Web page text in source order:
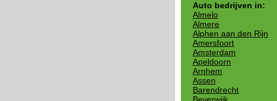
Auto bedrijven in:
Almelo
Almere
Alphen aan den Rijn
Amersfoort
Amsterdam
Apeldoorn
Arnhem
Assen
Barendrecht